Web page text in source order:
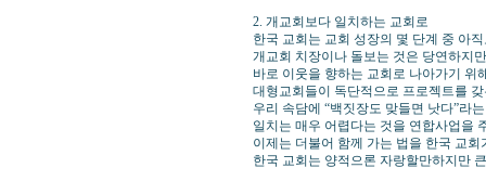
2. 개교회보다 일치하는 교회로
한국 교회는 교회 성장의 몇 단계 중 아
개교회 치장이나 돌보는 것은 당연하지
바로 이웃을 향하는 교회로 나아가기 위
대형교회들이 독단적으로 프로젝트를
우리 속담에 “백짓장도 맞들면 낫다”라
일치는 매우 어렵다는 것을 연합사업을
이제는 더불어 함께 가는 법을 한국 교
한국 교회는 양적으론 자랑할만하지만